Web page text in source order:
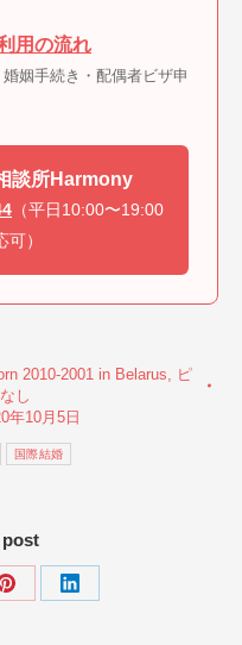
用の流れ
姻手続き・配偶者ビザ申
談所Harmony
（平日10:00〜19:00
）
2010-2001 in Belarus, ピ
し
年10月5日
国際結婚
Share
Share